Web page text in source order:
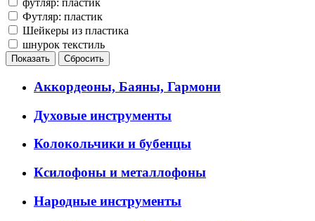
футляр: пластик
Футляр: пластик
Шейкеры из пластика
шнурок текстиль
Аккордеоны, Баяны, Гармони
Духовые инструменты
Колокольчики и бубенцы
Ксилофоны и металлофоны
Народные инструменты